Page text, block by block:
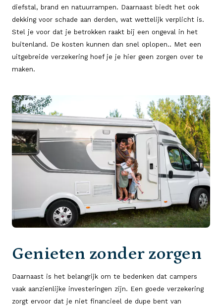
diefstal, brand en natuurrampen. Daarnaast biedt het ook
dekking voor schade aan derden, wat wettelijk verplicht is.
Stel je voor dat je betrokken raakt bij een ongeval in het
buitenland. De kosten kunnen dan snel oplopen.. Met een
uitgebreide verzekering hoef je je hier geen zorgen over te
maken.
Genieten zonder zorgen
Daarnaast is het belangrijk om te bedenken dat campers
vaak aanzienlijke investeringen zijn. Een goede verzekering
zorgt ervoor dat je niet financieel de dupe bent van